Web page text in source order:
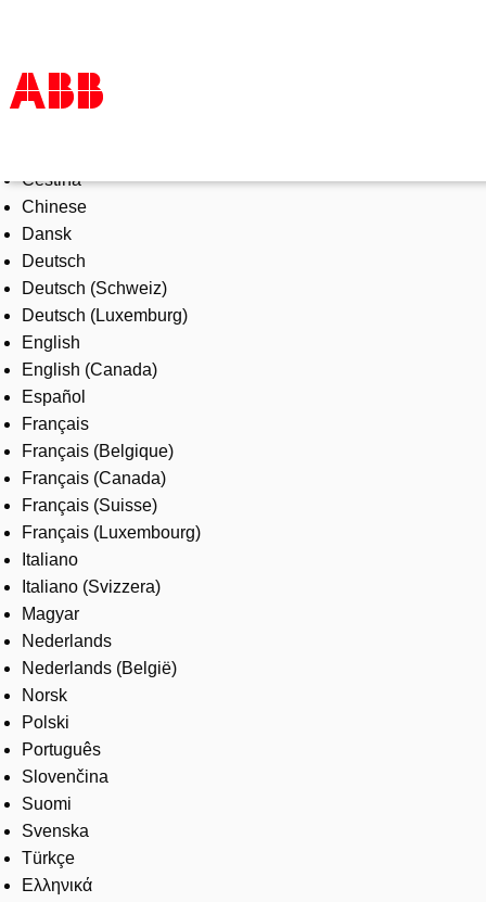
Products & Solutions
Industries
Services
About us
Where to buy
Contact us
Careers
Čeština
Chinese
Dansk
Deutsch
Deutsch (Schweiz)
Deutsch (Luxemburg)
English
English (Canada)
Español
Français
Français (Belgique)
Français (Canada)
Français (Suisse)
Français (Luxembourg)
Italiano
Italiano (Svizzera)
Magyar
Nederlands
Nederlands (België)
Norsk
Polski
Português
Slovenčina
Suomi
Svenska
Türkçe
Ελληνικά